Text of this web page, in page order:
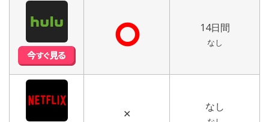
⭘ 14日間
なし
✕
なし